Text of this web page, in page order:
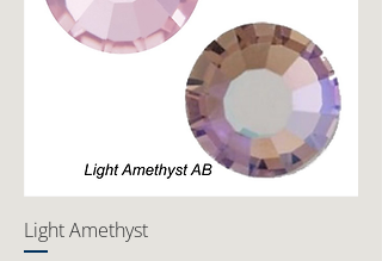
Light Amethyst